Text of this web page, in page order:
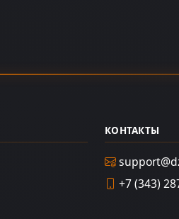
КОНТАКТЫ
+7 (343)